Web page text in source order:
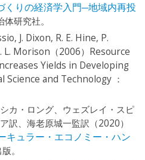
くりの経済学入門─地域内再投
体研究社。
J. Dixon, R. E. Hine, P.
L. Morison（2006）Resource
Yields in Developing
and Technology ：
カ・ロング、ウェズレイ・スピ
訳、海老原城一監訳（2020）
キュラー・エコノミー・ハン
。